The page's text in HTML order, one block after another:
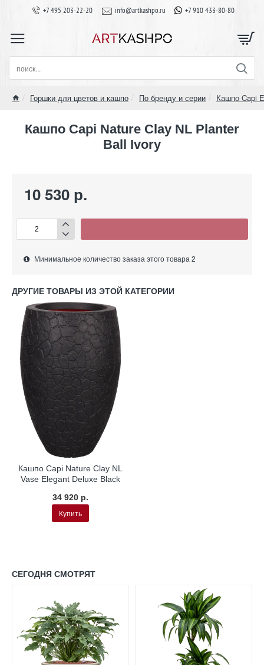
+7 495 203-22-20 info@artkashpo.ru +7 910 433-80-80
поиск...
Горшки для цветов и кашпо По бренду и серии Кашпо Capi
Кашпо Capi Nature Clay NL Planter
Ball Ivory
10 530 р.
Минимальное количество заказа этого товара 2
ДРУГИЕ ТОВАРЫ ИЗ ЭТОЙ КАТЕГОРИИ
Кашпо Capi Nature Clay NL
Vase Elegant Deluxe Black
34 920 р.
Купить
СЕГОДНЯ СМОТРЯТ